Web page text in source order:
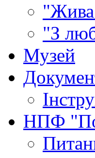
"Жива
"З
Музей
НПФ